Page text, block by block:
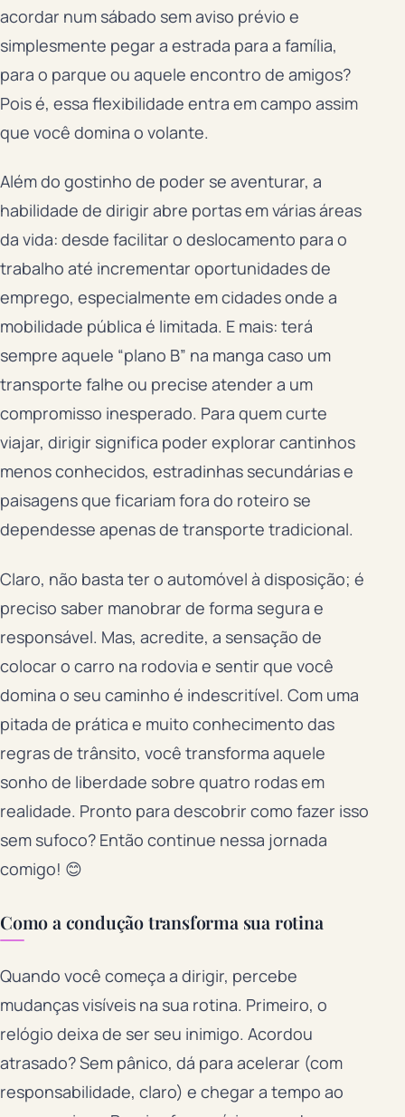
acordar num sábado sem aviso prévio e
simplesmente pegar a estrada para a família,
para o parque ou aquele encontro de amigos?
Pois é, essa flexibilidade entra em campo assim
que você domina o volante.
Além do gostinho de poder se aventurar, a
habilidade de dirigir abre portas em várias áreas
da vida: desde facilitar o deslocamento para o
trabalho até incrementar oportunidades de
emprego, especialmente em cidades onde a
mobilidade pública é limitada. E mais: terá
sempre aquele “plano B” na manga caso um
transporte falhe ou precise atender a um
compromisso inesperado. Para quem curte
viajar, dirigir significa poder explorar cantinhos
menos conhecidos, estradinhas secundárias e
paisagens que ficariam fora do roteiro se
dependesse apenas de transporte tradicional.
Claro, não basta ter o automóvel à disposição; é
preciso saber manobrar de forma segura e
responsável. Mas, acredite, a sensação de
colocar o carro na rodovia e sentir que você
domina o seu caminho é indescritível. Com uma
pitada de prática e muito conhecimento das
regras de trânsito, você transforma aquele
sonho de liberdade sobre quatro rodas em
realidade. Pronto para descobrir como fazer isso
sem sufoco? Então continue nessa jornada
comigo! 😊
Como a condução transforma sua rotina
Quando você começa a dirigir, percebe
mudanças visíveis na sua rotina. Primeiro, o
relógio deixa de ser seu inimigo. Acordou
atrasado? Sem pânico, dá para acelerar (com
responsabilidade, claro) e chegar a tempo ao